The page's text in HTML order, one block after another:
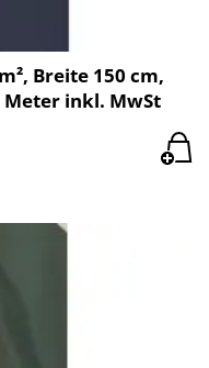
Breite 150 cm,
inkl. MwSt